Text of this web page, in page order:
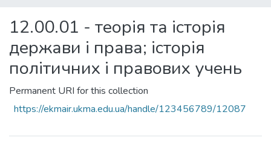
All of DSpace
12.00.01 - теорія та історія
держави і права; історія
політичних і правових учень
Permanent URI for this collection
https://ekmair.ukma.edu.ua/handle/123456789/12087